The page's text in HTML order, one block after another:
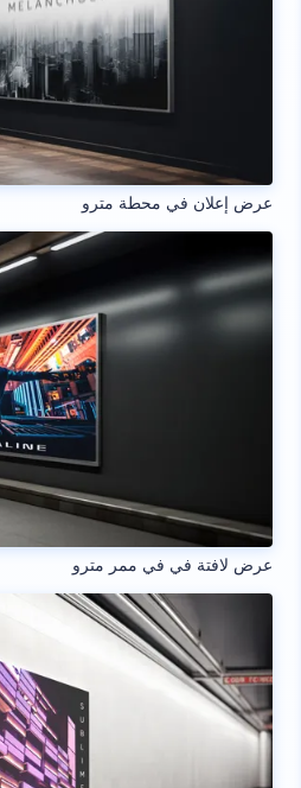
عرض إعلان في محطة مترو
عرض لافتة في في ممر مترو